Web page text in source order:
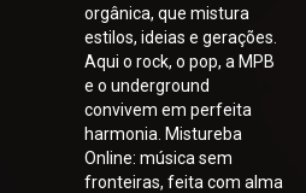
orgânica, que mistura
estilos, ideias e gerações.
Aqui o rock, o pop, a MPB
e o underground
convivem em perfeita
harmonia. Mistureba
Online: música sem
fronteiras, feita com alma